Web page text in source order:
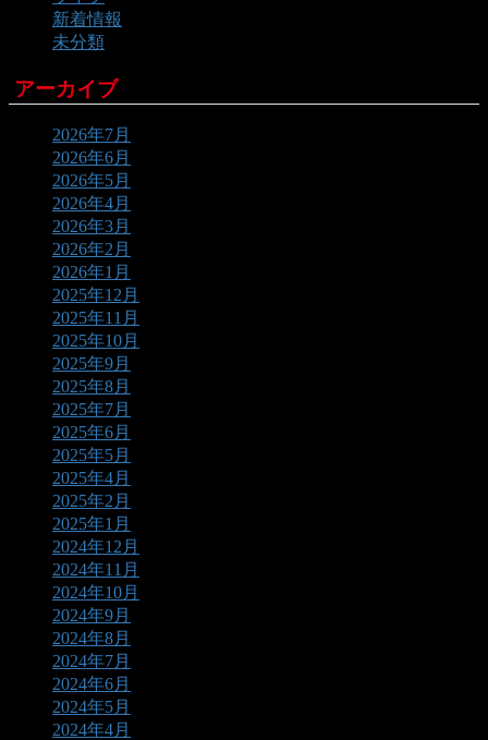
新着情報
未分類
アーカイブ
2026年7月
2026年6月
2026年5月
2026年4月
2026年3月
2026年2月
2026年1月
2025年12月
2025年11月
2025年10月
2025年9月
2025年8月
2025年7月
2025年6月
2025年5月
2025年4月
2025年2月
2025年1月
2024年12月
2024年11月
2024年10月
2024年9月
2024年8月
2024年7月
2024年6月
2024年5月
2024年4月